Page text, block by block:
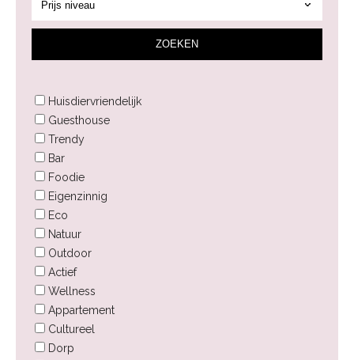
ZOEKEN
Huisdiervriendelijk
Guesthouse
Trendy
Bar
Foodie
Eigenzinnig
Eco
Natuur
Outdoor
Actief
Wellness
Appartement
Cultureel
Dorp